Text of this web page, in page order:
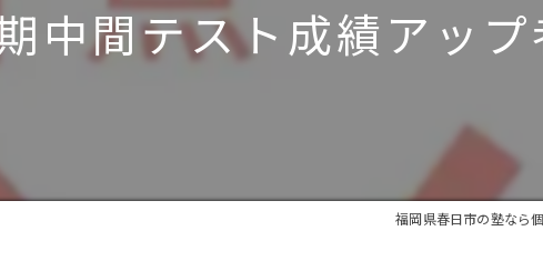
中間テスト成績アッ
福岡県春日市の塾なら